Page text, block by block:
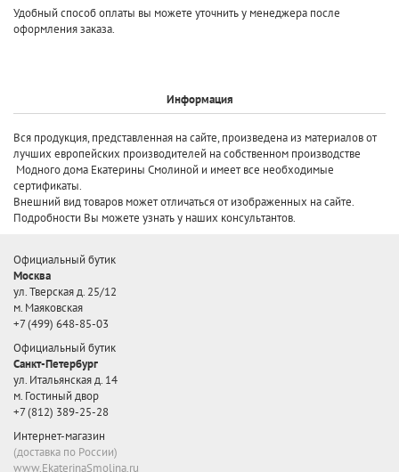
Удобный способ оплаты вы можете уточнить у менеджера после
оформления заказа.
Информация
Вся продукция, представленная на сайте, произведена из материалов от
лучших европейских производителей на собственном производстве
Модного дома Екатерины Смолиной и имеет все необходимые
сертификаты.
Внешний вид товаров может отличаться от изображенных на сайте.
Подробности Вы можете узнать у наших консультантов.
Официальный бутик
Москва
ул. Тверская д. 25/12
м. Маяковская
+7 (499) 648-85-03
Официальный бутик
Санкт-Петербург
ул. Итальянская д. 14
м. Гостиный двор
+7 (812) 389-25-28
Интернет-магазин
(доставка по России)
www.EkaterinaSmolina.ru